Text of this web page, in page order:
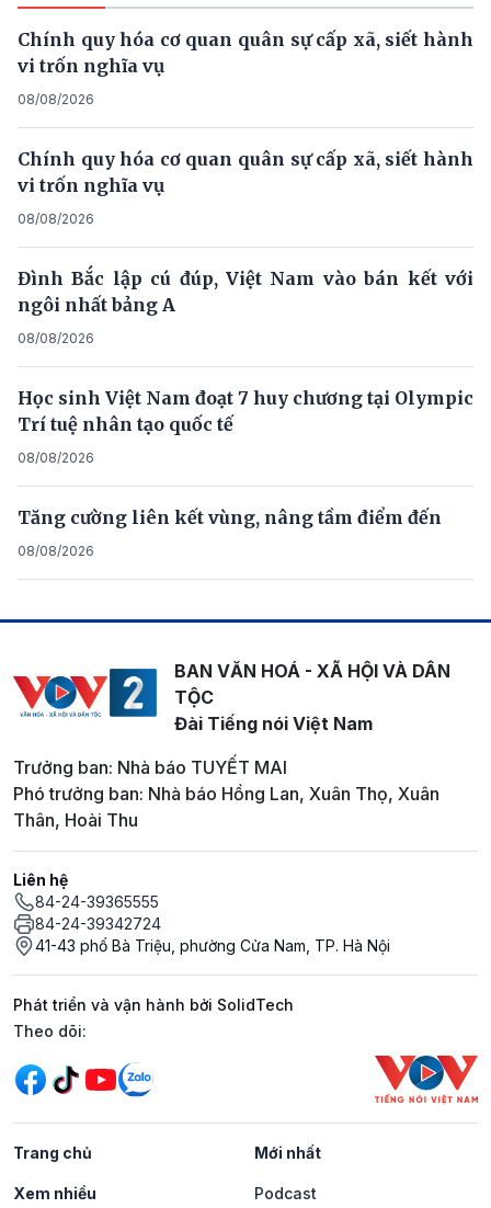
Chính quy hóa cơ quan quân sự cấp xã, siết hành
vi trốn nghĩa vụ
08/08/2026
Chính quy hóa cơ quan quân sự cấp xã, siết hành
vi trốn nghĩa vụ
08/08/2026
Đình Bắc lập cú đúp, Việt Nam vào bán kết với
ngôi nhất bảng A
08/08/2026
Học sinh Việt Nam đoạt 7 huy chương tại Olympic
Trí tuệ nhân tạo quốc tế
08/08/2026
Tăng cường liên kết vùng, nâng tầm điểm đến
08/08/2026
BAN VĂN HOÁ - XÃ HỘI VÀ DÂN
TỘC
Đài Tiếng nói Việt Nam
Trưởng ban: Nhà báo TUYẾT MAI
Phó trưởng ban: Nhà báo Hồng Lan, Xuân Thọ, Xuân
Thân, Hoài Thu
Liên hệ
84-24-39365555
84-24-39342724
41-43 phố Bà Triệu, phường Cửa Nam, TP. Hà Nội
Phát triển và vận hành bởi SolidTech
Mạng xã hội
Theo dõi:
Trang chủ Mới nhất
Xem nhiều Podcast